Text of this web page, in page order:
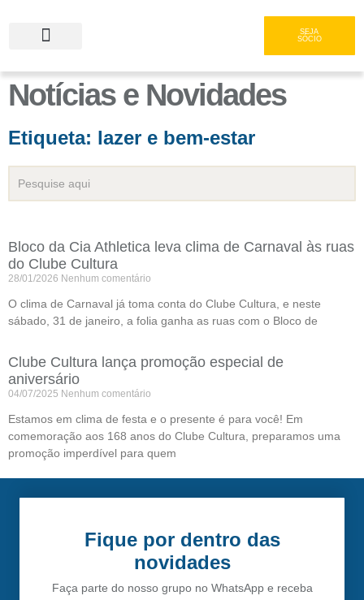
SEJA
SÓCIO
Notícias e Novidades
Etiqueta: lazer e bem-estar
Bloco da Cia Athletica leva clima de Carnaval às ruas
do Clube Cultura
28/01/2026 Nenhum comentário
O clima de Carnaval já toma conta do Clube Cultura, e neste
sábado, 31 de janeiro, a folia ganha as ruas com o Bloco de
Clube Cultura lança promoção especial de
aniversário
04/07/2025 Nenhum comentário
Estamos em clima de festa e o presente é para você! Em
comemoração aos 168 anos do Clube Cultura, preparamos uma
promoção imperdível para quem
Fique por dentro das
novidades
Faça parte do nosso grupo no WhatsApp e receba